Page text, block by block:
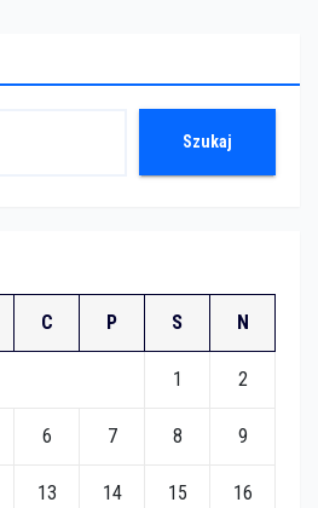
Szukaj
C P S N
1 2
6 7 8 9
13 14 15 16